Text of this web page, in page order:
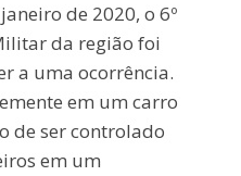
de 2020, o 6º
da região foi
a uma ocorrência.
em um carro
de ser controlado
em um